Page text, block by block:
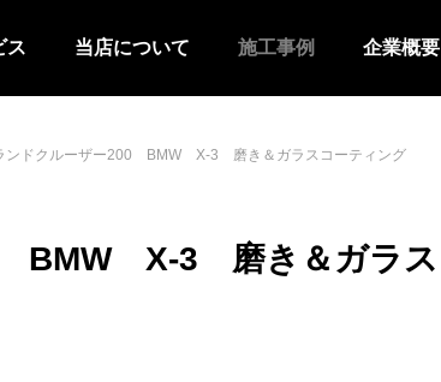
ス 当店について 施工事例 企業概要
ンドクルーザー200 BMW X-3 磨き＆ガラスコーティング
BMW X-3 磨き＆ガラス